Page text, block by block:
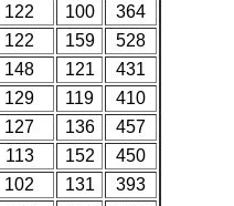
122 100
364
122 159
528
148 121
431
129 119
410
127 136
457
113 152
450
102 131
393